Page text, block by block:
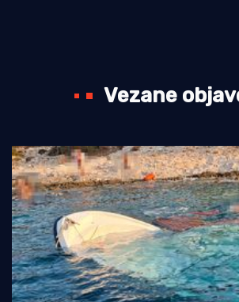
Vezane